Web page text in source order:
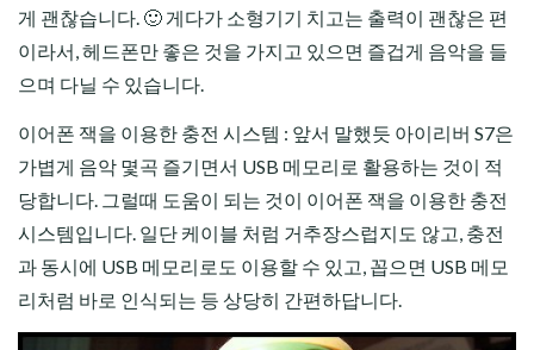
게 괜찮습니다. 🙂 게다가 소형기기 치고는 출력이 괜찮은 편
이라서, 헤드폰만 좋은 것을 가지고 있으면 즐겁게 음악을 들
으며 다닐 수 있습니다.
이어폰 잭을 이용한 충전 시스템 : 앞서 말했듯 아이리버 S7은
가볍게 음악 몇곡 즐기면서 USB 메모리로 활용하는 것이 적
당합니다. 그럴때 도움이 되는 것이 이어폰 잭을 이용한 충전
시스템입니다. 일단 케이블 처럼 거추장스럽지도 않고, 충전
과 동시에 USB 메모리로도 이용할 수 있고, 꼽으면 USB 메모
리처럼 바로 인식되는 등 상당히 간편하답니다.